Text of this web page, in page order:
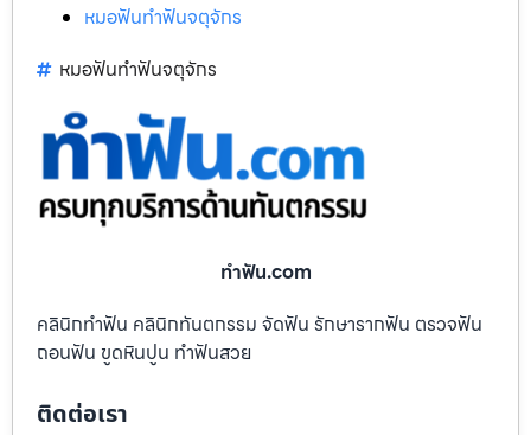
หมอฟันทำฟันจตุจักร
หมอฟันทำฟันจตุจักร
ทําฟัน.com
คลินิกทำฟัน คลินิกทันตกรรม จัดฟัน รักษารากฟัน ตรวจฟัน
ถอนฟัน ขูดหินปูน ทำฟันสวย
ติดต่อเรา